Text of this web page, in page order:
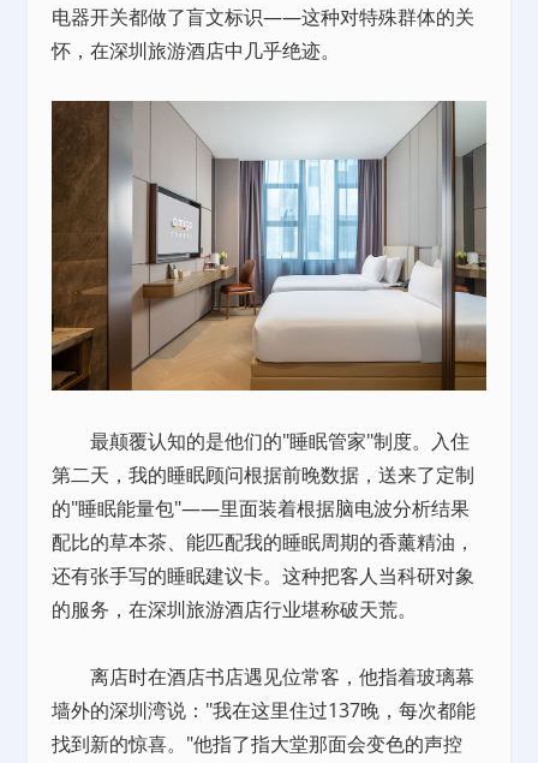
电器开关都做了盲文标识——这种对特殊群体的关
怀，在深圳旅游酒店中几乎绝迹。
最颠覆认知的是他们的"睡眠管家"制度。入住
第二天，我的睡眠顾问根据前晚数据，送来了定制
的"睡眠能量包"——里面装着根据脑电波分析结果
配比的草本茶、能匹配我的睡眠周期的香薰精油，
还有张手写的睡眠建议卡。这种把客人当科研对象
的服务，在深圳旅游酒店行业堪称破天荒。
离店时在酒店书店遇见位常客，他指着玻璃幕
墙外的深圳湾说："我在这里住过137晚，每次都能
找到新的惊喜。"他指了指大堂那面会变色的声控